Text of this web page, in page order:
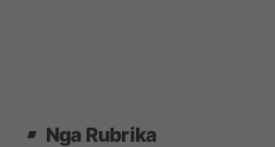
Nga Rubrika